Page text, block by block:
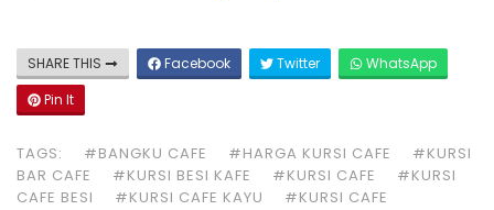
SHARE THIS Facebook Twitter
WhatsApp
Pin It
TAGS: #BANGKU CAFE #HARGA KURSI CAFE
#KURSI
BAR CAFE
#KURSI BESI KAFE #KURSI CAFE
#KURSI
CAFE BESI
#KURSI CAFE KAYU
#KURSI CAFE